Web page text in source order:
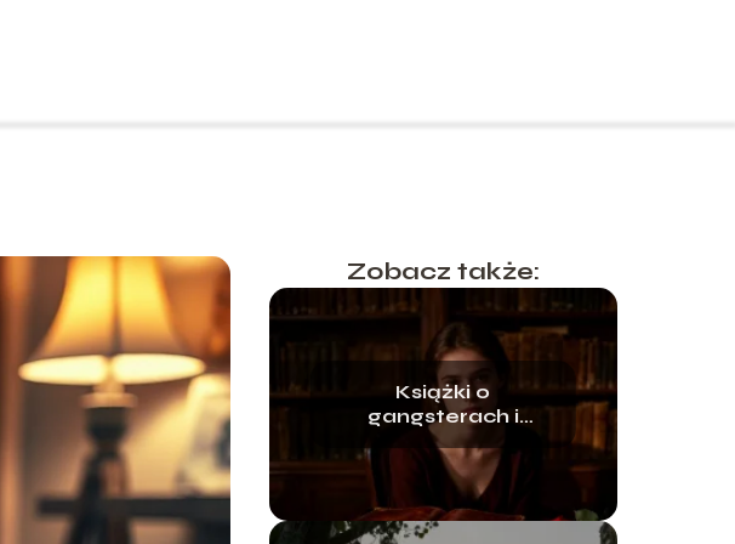
Zobacz także:
Książki o
gangsterach i
miłości – najlepsze
propozycje